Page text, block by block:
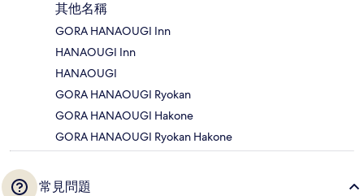
其他名稱
GORA HANAOUGI Inn
HANAOUGI Inn
HANAOUGI
GORA HANAOUGI Ryokan
GORA HANAOUGI Hakone
GORA HANAOUGI Ryokan Hakone
常見問題